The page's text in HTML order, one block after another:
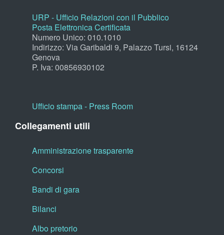
URP - Ufficio Relazioni con il Pubblico
Posta Elettronica Certificata
Numero Unico: 010.1010
Indirizzo: Via Garibaldi 9, Palazzo Tursi, 16124
Genova
P. Iva: 00856930102
Ufficio stampa - Press Room
Collegamenti utili
Amministrazione trasparente
Concorsi
Bandi di gara
Bilanci
Albo pretorio